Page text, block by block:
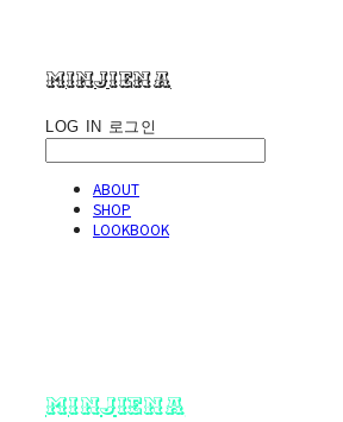
minjiena
LOG IN 로그인
ABOUT
SHOP
LOOKBOOK
minjiena